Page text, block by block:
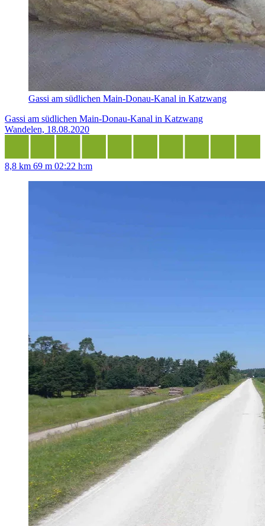
Gassi am südlichen Main-Donau-Kanal in Katzwang
Gassi am südlichen Main-Donau-Kanal in Katzwang
Wandelen, 18.08.2020
8,8 km 69 m 02:22 h:m